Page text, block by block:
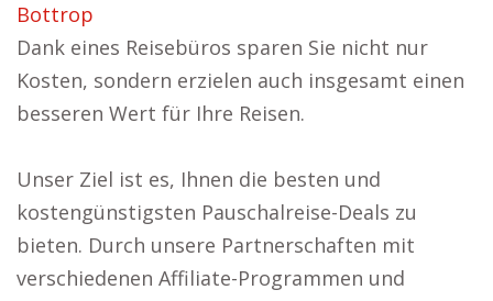
Bottrop
Dank eines Reisebüros sparen Sie nicht nur
Kosten, sondern erzielen auch insgesamt einen
besseren Wert für Ihre Reisen.
Unser Ziel ist es, Ihnen die besten und
kostengünstigsten Pauschalreise-Deals zu
bieten. Durch unsere Partnerschaften mit
verschiedenen Affiliate-Programmen und